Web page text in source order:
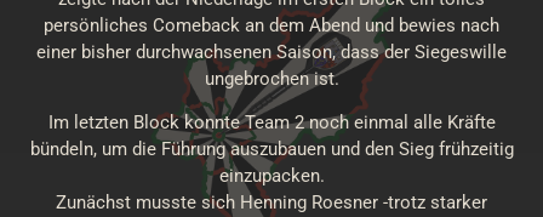
persönliches Comeback an dem Abend und bewies nach
einer bisher durchwachsenen Saison, dass der Siegeswille
ungebrochen ist.
Im letzten Block konnte Team 2 noch einmal alle Kräfte
bündeln, um die Führung auszubauen und den Sieg frühzeitig
einzupacken.
Zunächst musste sich Henning Roesner -trotz starker